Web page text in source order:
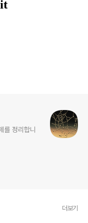
를 정리합니
더보기